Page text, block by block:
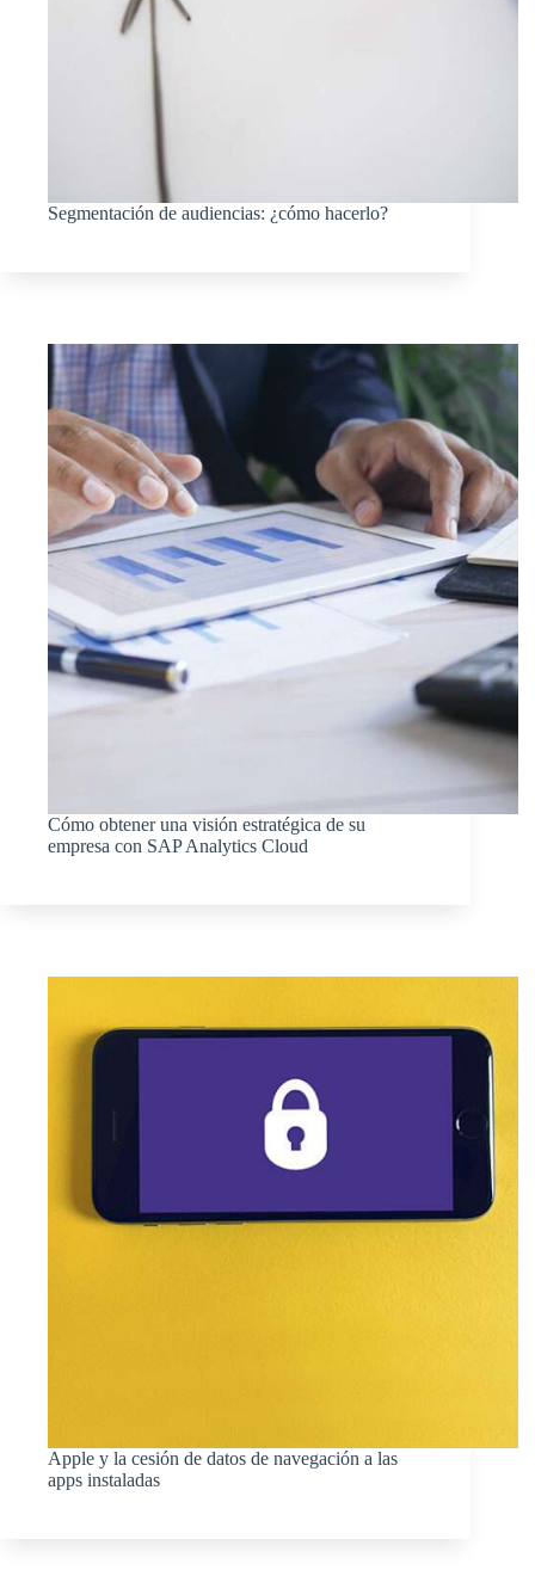
Segmentación de audiencias: ¿cómo hacerlo?
Cómo obtener una visión estratégica de su
empresa con SAP Analytics Cloud
Apple y la cesión de datos de navegación a las
apps instaladas